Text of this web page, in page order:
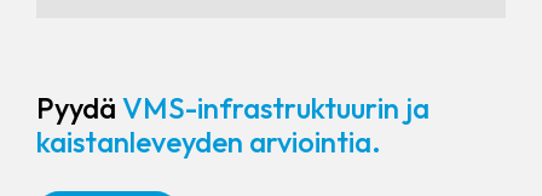
Pyydä VMS-infrastruktuurin ja
kaistanleveyden arviointia.